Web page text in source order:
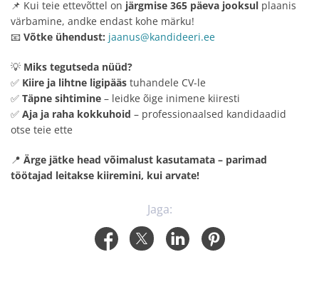
📌 Kui teie ettevõttel on järgmise 365 päeva jooksul plaanis
värbamine, andke endast kohe märku!
📧 Võtke ühendust: jaanus@kandideeri.ee
💡 Miks tegutseda nüüd?
✅ Kiire ja lihtne ligipääs tuhandele CV-le
✅ Täpne sihtimine – leidke õige inimene kiiresti
✅ Aja ja raha kokkuhoid – professionaalsed kandidaadid
otse teie ette
📍 Ärge jätke head võimalust kasutamata – parimad
töötajad leitakse kiiremini, kui arvate!
Jaga: